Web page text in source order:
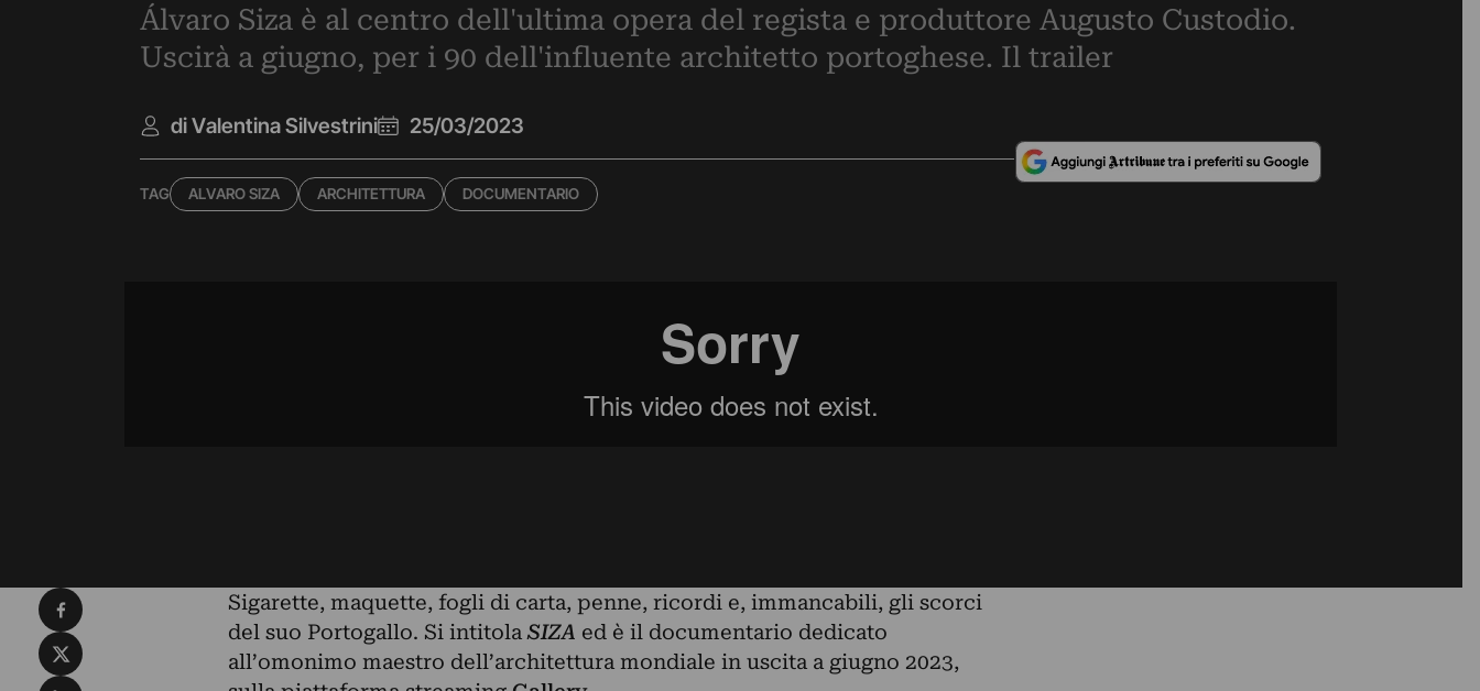
Álvaro Siza è al centro dell'ultima opera del regista e produttore Augusto Custodio.
Uscirà a giugno, per i 90 dell'influente architetto portoghese. Il trailer
di Valentina Silvestrini 25/03/2023
TAG ALVARO SIZA ARCHITETTURA DOCUMENTARIO
Sigarette, maquette, fogli di carta, penne, ricordi e, immancabili, gli scorci
del suo Portogallo. Si intitolaSIZA ed è il documentario dedicato
all’omonimo maestro dell’architettura mondiale in uscita a giugno 2023,
Condividi su Facebook
Condividi su X